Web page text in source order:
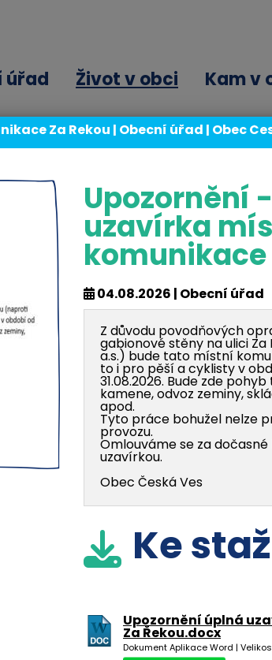
úřad Život v obci Kam v
1998
Acrobat | Velikost souboru: 2950 Kb
Acrobat | Velikost souboru: 3071 Kb
Acrobat | Velikost souboru: 3575 Kb
Za Řekou | Obecní úřad | Obec
Upozornění
uzavírka
komunikace
04.08.2026 | Obecní úřad
Z důvodu povodňových
gabionové stěny na ulici
a.s.) bude tato místní
to i pro pěší a cyklisty v
31.08.2026. Bude zde
kamene, odvoz zeminy,
apod.
Tyto práce bohužel nelze
provozu.
Omlouváme se za
uzavírkou.
Obec Česká Ves
Ke
Upozornění úplná
Za Řekou.docx
Dokument Aplikace Word |